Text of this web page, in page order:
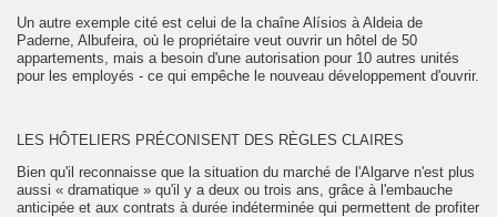
Un autre exemple cité est celui de la chaîne Alísios à Aldeia de
Paderne, Albufeira, où le propriétaire veut ouvrir un hôtel de 50
appartements, mais a besoin d'une autorisation pour 10 autres unités
pour les employés - ce qui empêche le nouveau développement d'ouvrir.
LES HÔTELIERS PRÉCONISENT DES RÈGLES CLAIRES
Bien qu'il reconnaisse que la situation du marché de l'Algarve n'est plus
aussi « dramatique » qu'il y a deux ou trois ans, grâce à l'embauche
anticipée et aux contrats à durée indéterminée qui permettent de profiter